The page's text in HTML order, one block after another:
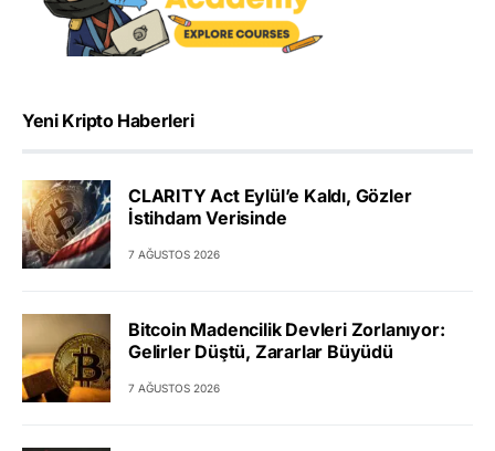
Yeni Kripto Haberleri
CLARITY Act Eylül’e Kaldı, Gözler
İstihdam Verisinde
7 AĞUSTOS 2026
Bitcoin Madencilik Devleri Zorlanıyor:
Gelirler Düştü, Zararlar Büyüdü
7 AĞUSTOS 2026